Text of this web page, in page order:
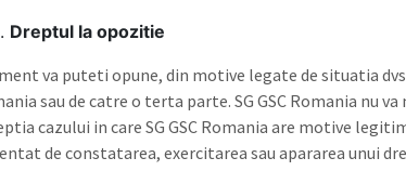
Dreptul la opozitie
va puteti opune, din motive legate de situatia
sau de catre o terta parte. SG GSC Romania
cazului in care SG GSC Romania are motive
de constatarea, exercitarea sau apararea unui